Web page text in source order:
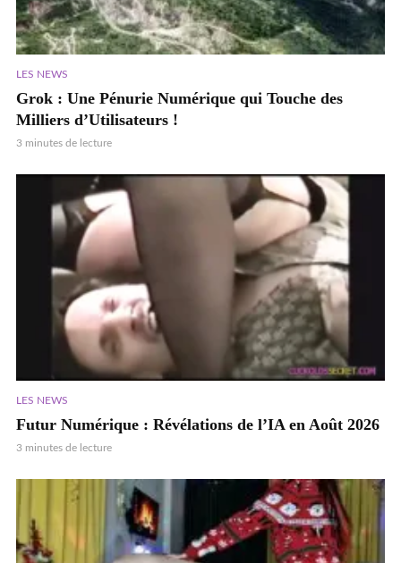
LES NEWS
Grok : Une Pénurie Numérique qui Touche des
Milliers d’Utilisateurs !
3 minutes de lecture
LES NEWS
Futur Numérique : Révélations de l’IA en Août 2026
3 minutes de lecture